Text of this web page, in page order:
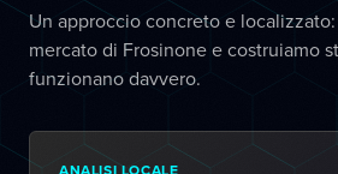
Un approccio concreto e
mercato di Frosinone e costruiamo
funzionano davvero.
ANALISI LOCALE